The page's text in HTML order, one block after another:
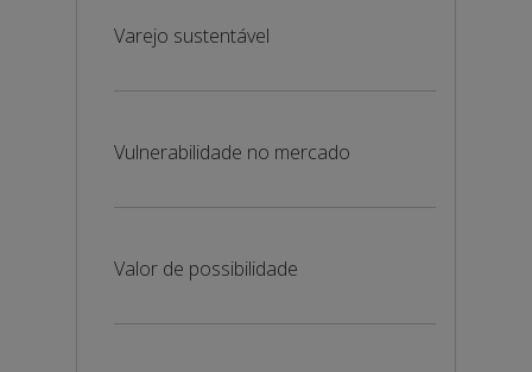
Varejo sustentável
Vulnerabilidade no mercado
Valor de possibilidade